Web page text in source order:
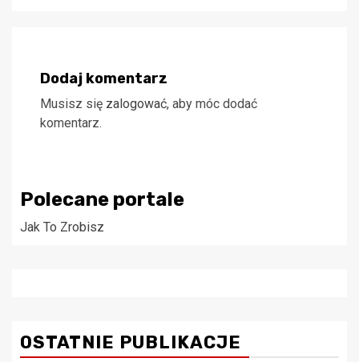
Dodaj komentarz
Musisz się zalogować, aby móc dodać
komentarz.
Polecane portale
Jak To Zrobisz
OSTATNIE PUBLIKACJE